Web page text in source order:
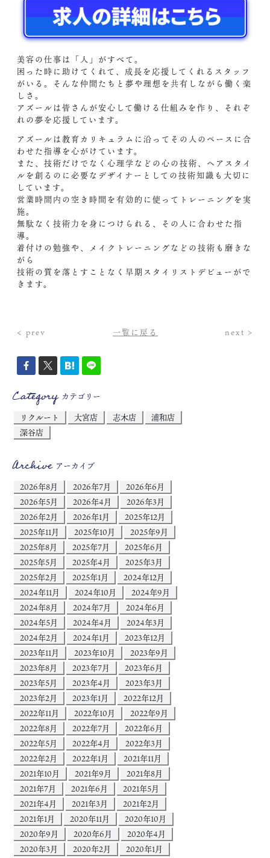
美容の仕事は「人」がすべて。
困った時に助けてくれて、成長を応援してくれるスタッフ
がいる。そんな仲間たちと夢や理想を共有しながら働く楽
しさ。
アズールは皆さんが安心して働ける仕組みを作り、それぞ
れの夢を応援しています。
アズールは教育カリキュラムに沿ってその人のペースに合
わせた指導を心がけています。
また、技術だけでなく心理学などの心の技術、ヘアスタイ
ルを創るのに必要なデザイナーとしての技術知識も大切に
しています。
営業時間内の空き時間を有効的に使ってトレーニングを実
施。
無駄なく技術力を身につけられる、その人に合わせた指
導。
着付けの勉強や、メイクトレーニングなどの技術も磨きな
がら
技術の質を落とすことなく早期スタイリストデビューがで
きます。
< prev 一覧に戻る next >
Categoryカテゴリー
リクルート
大宮店 志木店
浦和店
深谷店
Archiveアーカイブ
2026年8月
2026年7月
2026年6月
2026年5月
2026年4月
2026年3月
2026年2月
2026年1月
2025年12月
2025年11月
2025年10月
2025年9月
2025年8月
2025年7月
2025年6月
2025年5月
2025年4月
2025年3月
2025年2月
2025年1月
2024年12月
2024年11月
2024年10月
2024年9月
2024年8月
2024年7月
2024年6月
2024年5月
2024年4月
2024年3月
2024年2月
2024年1月
2023年12月
2023年11月
2023年10月
2023年9月
2023年8月
2023年7月
2023年6月
2023年5月
2023年4月
2023年3月
2023年2月
2023年1月
2022年12月
2022年11月
2022年10月
2022年9月
2022年8月
2022年7月
2022年6月
2022年5月
2022年4月
2022年3月
2022年2月
2022年1月
2021年11月
2021年10月
2021年9月
2021年8月
2021年7月
2021年6月
2021年5月
2021年4月
2021年3月
2021年2月
2021年1月
2020年11月
2020年10月
2020年9月
2020年6月
2020年4月
2020年3月
2020年2月 2020年1月